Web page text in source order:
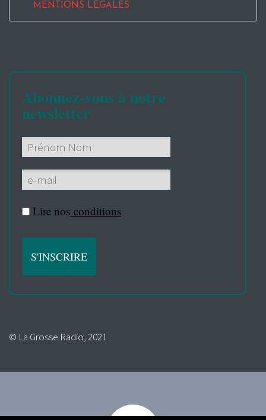
MENTIONS LEGALES
Abonnez-vous à notre
newsletter
Lire nos conditions
© La Grosse Radio, 2021